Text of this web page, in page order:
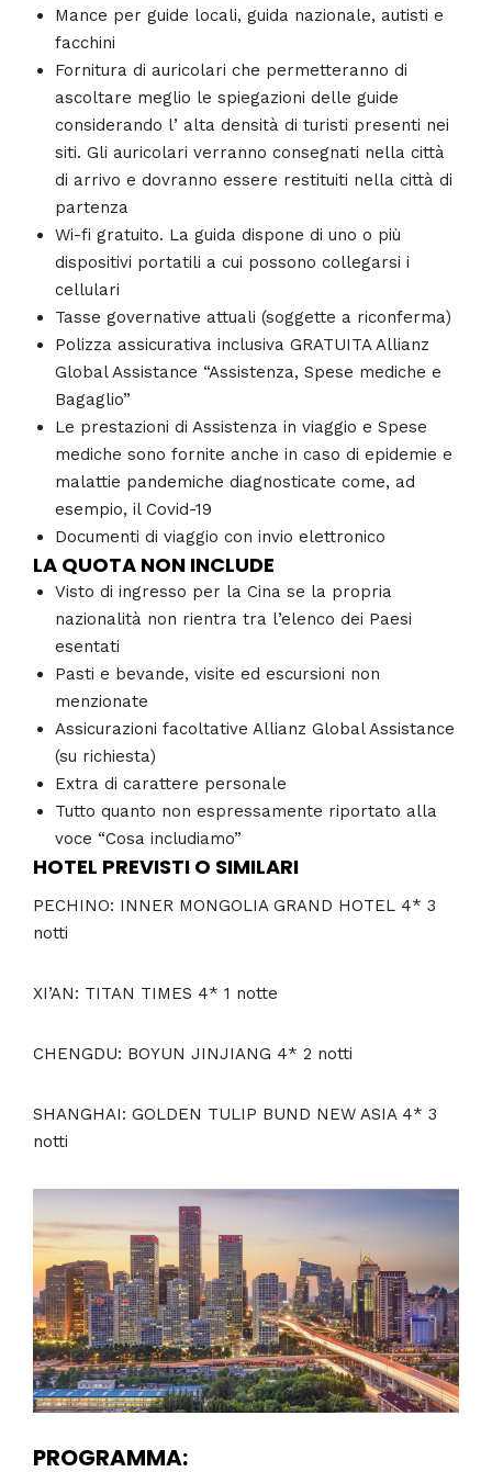
Mance per guide locali, guida nazionale, autisti e
facchini
Fornitura di auricolari che permetteranno di
ascoltare meglio le spiegazioni delle guide
considerando l’ alta densità di turisti presenti nei
siti. Gli auricolari verranno consegnati nella città
di arrivo e dovranno essere restituiti nella città di
partenza
Wi-fi gratuito. La guida dispone di uno o più
dispositivi portatili a cui possono collegarsi i
cellulari
Tasse governative attuali (soggette a riconferma)
Polizza assicurativa inclusiva GRATUITA Allianz
Global Assistance “Assistenza, Spese mediche e
Bagaglio”
Le prestazioni di Assistenza in viaggio e Spese
mediche sono fornite anche in caso di epidemie e
malattie pandemiche diagnosticate come, ad
esempio, il Covid-19
Documenti di viaggio con invio elettronico
LA QUOTA NON INCLUDE
Visto di ingresso per la Cina se la propria
nazionalità non rientra tra l’elenco dei Paesi
esentati
Pasti e bevande, visite ed escursioni non
menzionate
Assicurazioni facoltative Allianz Global Assistance
(su richiesta)
Extra di carattere personale
Tutto quanto non espressamente riportato alla
voce “Cosa includiamo”
HOTEL PREVISTI O SIMILARI
PECHINO: INNER MONGOLIA GRAND HOTEL 4* 3
notti
XI’AN: TITAN TIMES 4* 1 notte
CHENGDU: BOYUN JINJIANG 4* 2 notti
SHANGHAI: GOLDEN TULIP BUND NEW ASIA 4* 3
notti
PROGRAMMA: